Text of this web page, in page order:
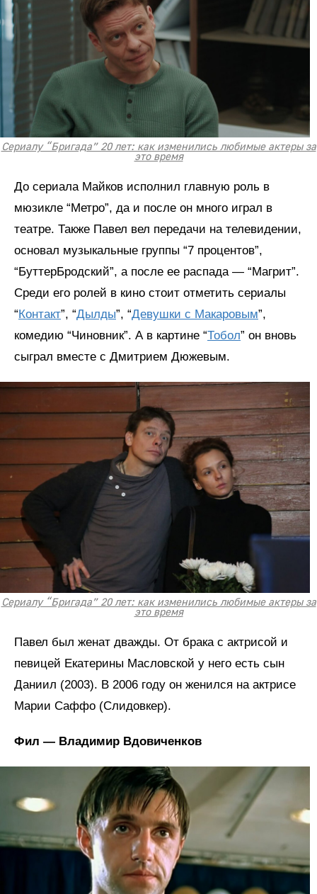
Сериалу “Бригада” 20 лет: как изменились любимые актеры за
это время
До сериала Майков исполнил главную роль в
мюзикле “Метро”, да и после он много играл в
театре. Также Павел вел передачи на телевидении,
основал музыкальные группы “7 процентов”,
“БуттерБродский”, а после ее распада — “Магрит”.
Среди его ролей в кино стоит отметить сериалы
“Контакт”, “Дылды”, “Девушки с Макаровым”,
комедию “Чиновник”. А в картине “Тобол” он вновь
сыграл вместе с Дмитрием Дюжевым.
Сериалу “Бригада” 20 лет: как изменились любимые актеры за
это время
Павел был женат дважды. От брака с актрисой и
певицей Екатерины Масловской у него есть сын
Даниил (2003). В 2006 году он женился на актрисе
Марии Саффо (Слидовкер).
Фил — Владимир Вдовиченков